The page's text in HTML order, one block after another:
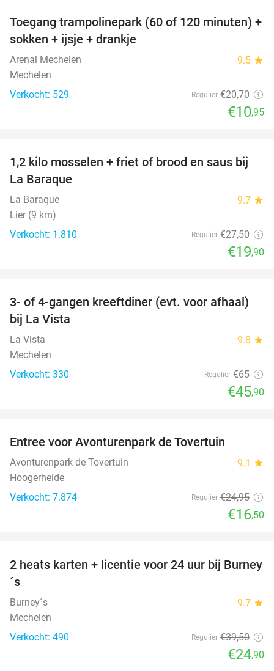
47%
Toegang trampolinepark (60 of 120 minuten) +
sokken + ijsje + drankje
Arenal Mechelen 9.5 star
Mechelen
Verkocht: 529
Regulier €20,70
€10,95
28%
1,2 kilo mosselen + friet of brood en saus bij
La Baraque
La Baraque 9.7 star
Lier (9 km)
Verkocht: 1.810
Regulier €27,50
€19,90
29%
3- of 4-gangen kreeftdiner (evt. voor afhaal)
bij La Vista
La Vista 9.8 star
Mechelen
Verkocht: 330
Regulier €65
€45,90
Entree voor Avonturenpark de Tovertuin
Avonturenpark de Tovertuin 9.1 star
Hoogerheide
Verkocht: 7.874
Regulier €24,95
€16,50
37%
2 heats karten + licentie voor 24 uur bij Burney
´s
Burney´s 9.7 star
Mechelen
Verkocht: 490
Regulier €39,50
€24,90